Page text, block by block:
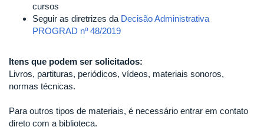
cursos
Seguir as diretrizes da Decisão Administrativa
PROGRAD nº 48/2019
Itens que podem ser solicitados:
Livros, partituras, periódicos, vídeos, materiais sonoros,
normas técnicas.
Para outros tipos de materiais, é necessário entrar em contato
direto com a biblioteca.